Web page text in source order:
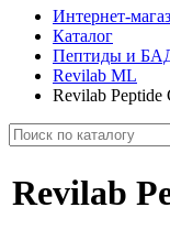
Интернет-
Каталог
Пептиды и
Revilab ML
Revilab Peptide
Revilab